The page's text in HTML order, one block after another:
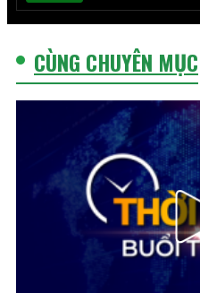
CÙNG CHUYÊN MỤC